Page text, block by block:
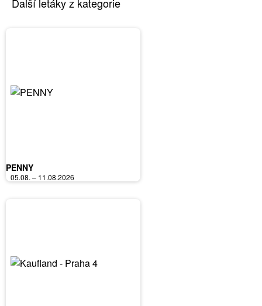
PENNY
05.08. – 11.08.2026